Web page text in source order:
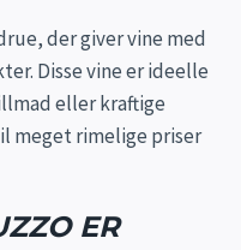
der giver vine med
Disse vine er ideelle
eller kraftige
meget rimelige priser
ER